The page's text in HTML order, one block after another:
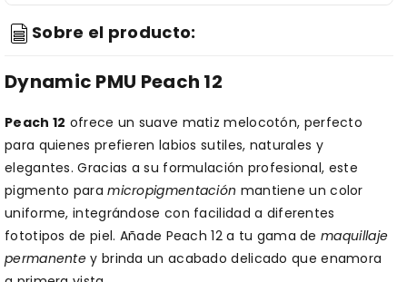
Sobre el producto:
Dynamic PMU Peach 12
Peach 12 ofrece un suave matiz melocotón, perfecto
para quienes prefieren labios sutiles, naturales y
elegantes. Gracias a su formulación profesional, este
pigmento paramicropigmentación mantiene un color
uniforme, integrándose con facilidad a diferentes
fototipos de piel. Añade Peach 12 a tu gama demaquillaje
permanente y brinda un acabado delicado que enamora